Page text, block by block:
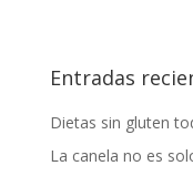
Entradas
Dietas sin gluten
La canela no es